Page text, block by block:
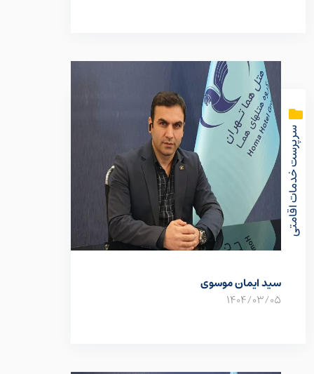
سرپرست خدمات اقامتی
سید ایمان موسوی
1404/03/05